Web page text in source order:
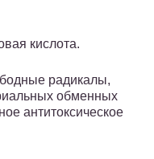
кислота.
радикалы,
обменных
антитоксическое